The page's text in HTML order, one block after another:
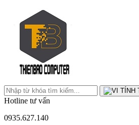
Hotline tư vấn
0935.627.140